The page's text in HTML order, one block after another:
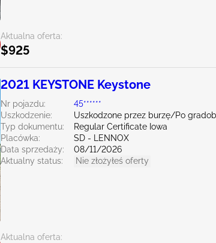
Aktualna oferta:
$925
2021 KEYSTONE Keystone
Nr pojazdu:
45******
Uszkodzenie:
Uszkodzone przez burzę/Po
Typ dokumentu:
Regular Certificate Iowa
Placówka:
SD - LENNOX
Data sprzedaży:
08/11/2026
Aktualny status:
Nie złożyłeś oferty
Aktualna oferta: